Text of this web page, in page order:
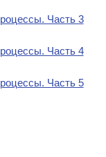
Часть 3
Часть 4
Часть 5